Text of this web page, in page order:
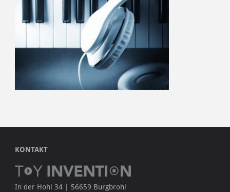
KONTAKT
In der Hohl 34 | 56659 Burgbrohl